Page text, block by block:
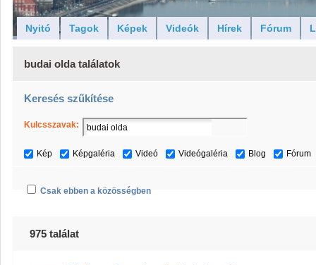
Nyitó Tagok Képek Videók Hírek Fórum
budai olda találatok
Keresés szűkítése
Kulcsszavak:
Kép Képgaléria Videó Videógaléria Blog Fórum
Csak ebben a közösségben
975 találat